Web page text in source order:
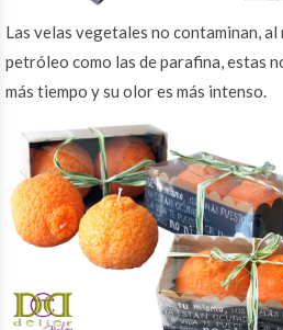
Las velas vegetales no contaminan,
petróleo como las de parafina, estas
más tiempo y su olor es más intenso.